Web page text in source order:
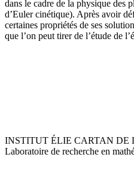
dans le cadre de la physique des
d’Euler cinétique). Après avoir
certaines propriétés de ses
que l’on peut tirer de l’étude de
INSTITUT ÉLIE CARTAN DE
Laboratoire de recherche en